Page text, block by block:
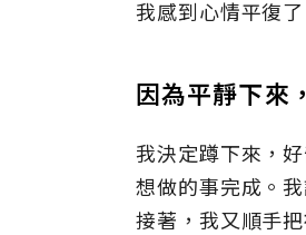
我感到心情平復
因為平靜下來
我決定蹲下來，
想做的事完成。
接著，我又順手